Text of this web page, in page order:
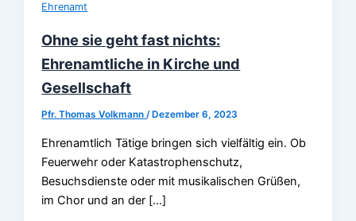
Ehrenamt
Ohne sie geht fast nichts:
Ehrenamtliche in Kirche und
Gesellschaft
Pfr. Thomas Volkmann/ Dezember 6, 2023
Ehrenamtlich Tätige bringen sich vielfältig ein. Ob
Feuerwehr oder Katastrophenschutz,
Besuchsdienste oder mit musikalischen Grüßen,
im Chor und an der […]